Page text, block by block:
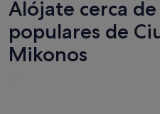
Alójate cerca
populares de
Mikonos